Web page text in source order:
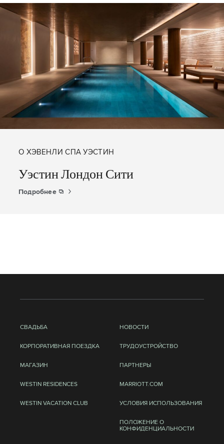
Уэстин Лондон Сити
О ХЭВЕНЛИ СПА УЭСТИН
Подробнее
СВАДЬБА
КОРПОРАТИВНАЯ ПОЕЗДКА
МАГАЗИН
WESTIN RESIDENCES
WESTIN VACATION CLUB
НОВОСТИ
ТРУДОУСТРОЙСТВО
ПАРТНЕРЫ
MARRIOTT.COM
УСЛОВИЯ ИСПОЛЬЗОВАНИЯ
ПОЛОЖЕНИЕ О
КОНФИДЕНЦИАЛЬНОСТИ